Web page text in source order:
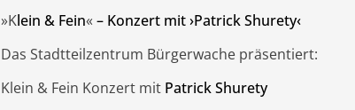
»Klein & Fein« – Konzert mit›Patrick Shurety‹
Das Stadtteilzentrum Bürgerwache präsentiert:
Klein & Fein Konzert mit Patrick Shurety